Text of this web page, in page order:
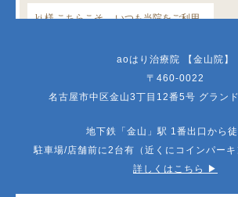
aoはり治療院 【金山院】
〒460-0022
名古屋市中区金山3丁目12番5号 グラン
地下鉄「金山」駅 1番出口から
駐車場/店舗前に2台有（近くにコインパーキ
詳しくはこちら ▶︎